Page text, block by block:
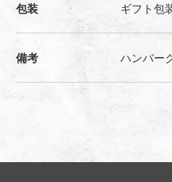
包装 ギフト包
備考 ハンバー